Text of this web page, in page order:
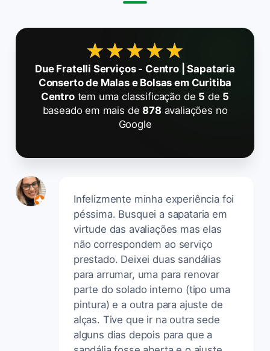
★★★★★
★★★★★
Due Fratelli Serviços - Centro | Sapataria
Conserto de Malas e Bolsas em Curitiba
Centrotem uma classificação de 5 de 5
baseado em mais de878avaliações no
Google
Infelizmente minha experiência foi
péssima. Busquei a sapataria em
virtude das avaliações mas elas
não correspondem ao serviço
prestado. Deixei duas sandálias
para arrumar, uma para renovar
parte do solado interno (tipo uma
pintura) e a outra para ajuste de
alças. Tive que ir na outra sede
alguns dias depois para que a